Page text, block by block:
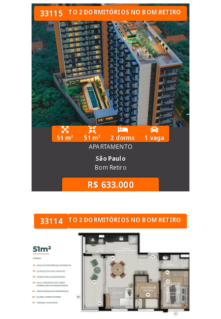
33115
APARTAMENTO 2 DORMITÓRIOS NO BOM RETIRO
51 m² 51 m² 2 dorms
1 vaga
APARTAMENTO
São Paulo
Bom Retiro
R$ 633.000
33114
APARTAMENTO 2 DORMITÓRIOS NO BOM RETIRO